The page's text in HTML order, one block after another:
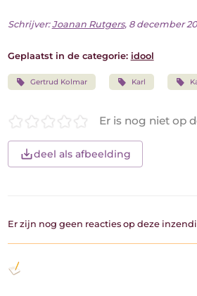
Schrijver:Joanan Rutgers, 8 december
Geplaatst in de categorie: idool
Gertrud Kolmar Karl
Er is nog niet op
deel als afbeelding
Er zijn nog geen reacties op deze